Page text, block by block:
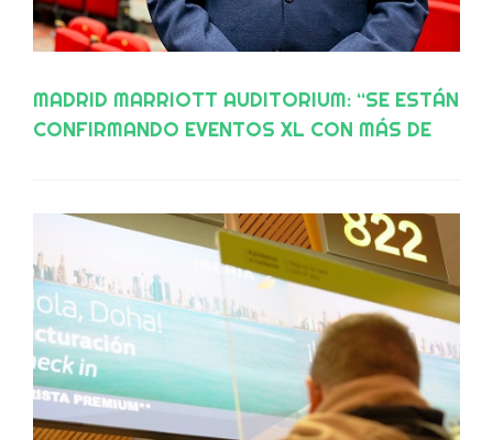
MADRID MARRIOTT AUDITORIUM: “SE ESTÁN
CONFIRMANDO EVENTOS XL CON MÁS DE